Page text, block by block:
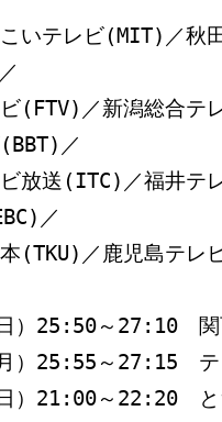
テレビ(MIT)／秋
／新潟総合テ
／
送(ITC)／福井テ
／
／鹿児島テレ
25:50～27:10　関
）25:55～27:15　テ
）21:00～22:20　